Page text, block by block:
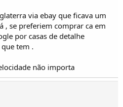
via ebay que ficava um
, se preferiem comprar ca em
por casas de detalhe
tem .
não importa